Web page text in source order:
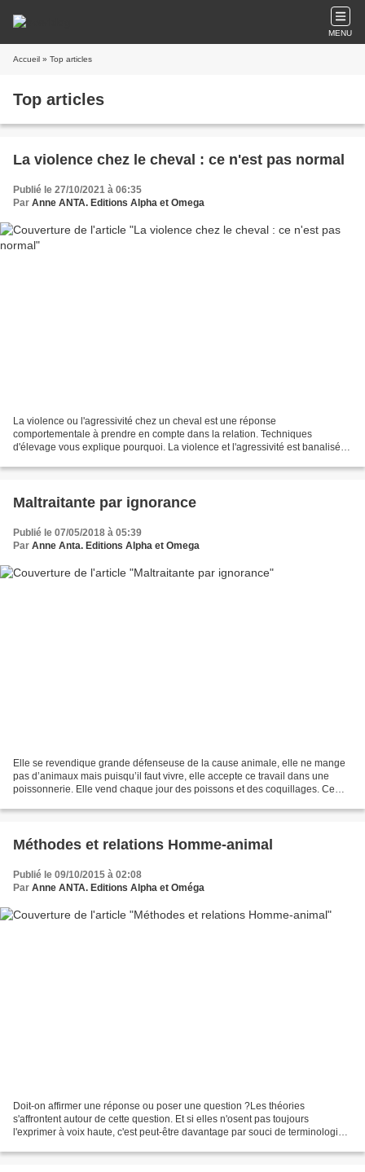
MENU
Accueil » Top articles
Top articles
La violence chez le cheval : ce n'est pas normal
Publié le 27/10/2021 à 06:35
Par Anne ANTA. Editions Alpha et Omega
La violence ou l'agressivité chez un cheval est une réponse
comportementale à prendre en compte dans la relation. Techniques
d'élevage vous explique pourquoi. La violence et l'agressivité est banalisée
Maltraitante par ignorance
Publié le 07/05/2018 à 05:39
Par Anne Anta. Editions Alpha et Omega
Elle se revendique grande défenseuse de la cause animale, elle ne mange
pas d’animaux mais puisqu’il faut vivre, elle accepte ce travail dans une
poissonnerie. Elle vend chaque jour des poissons et des coquillages. Ce
Méthodes et relations Homme-animal
Publié le 09/10/2015 à 02:08
Par Anne ANTA. Editions Alpha et Oméga
Doit-on affirmer une réponse ou poser une question ?Les théories
s'affrontent autour de cette question. Et si elles n'osent pas toujours
l'exprimer à voix haute, c'est peut-être davantage par souci de terminologie